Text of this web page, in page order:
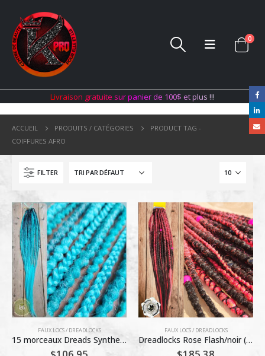
0
Livraison gratuite surpanier de 100$ etplus !!!
ACCUEIL PRODUITS / CATÉGORIES
PRODUCT TAG -
COIFFURES AFRO
FILTER
FAUX LOCS / DREADLOCKS
15 morceaux Dreads Synthetique #1B-5126 24 pouces
FAUX LOCS / DREADLOCKS
Dreadlocks Rose Flash/noir (Kreation mynou Dreadlocks) 26 morceaux